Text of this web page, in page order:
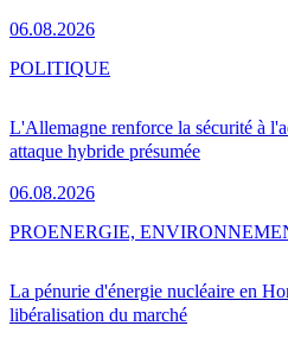
06.08.2026
L'Allemagne renforce la sécurité à
attaque hybride présumée
06.08.2026
POLITIQUE
La pénurie d'énergie nucléaire en
libéralisation du marché
PROENERGIE,